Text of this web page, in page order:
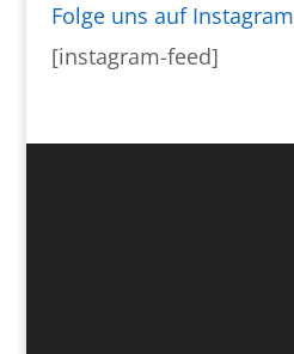
Folge uns auf Instagram
[instagram-feed]